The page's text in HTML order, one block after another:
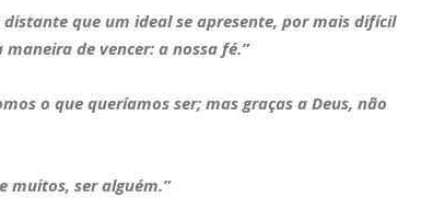
que um ideal se apresente, por mais difícil
de vencer: a nossa fé.”
o que queríamos ser; mas graças a Deus, não
muitos, ser alguém.”